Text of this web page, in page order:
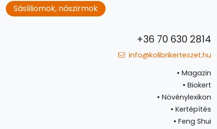
Sásliliomok, nőszirmok
+36 70 630 2814
info@kolibrikerteszet.hu
• Magazin
• Biokert
• Növénylexikon
• Kertépítés
• Feng Shui